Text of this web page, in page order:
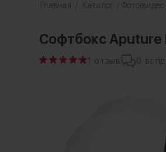
Главная Каталог Фото/видео
Софтбокс Aputure
1 отзыв 0